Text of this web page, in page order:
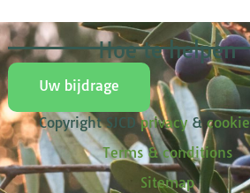
Hoe te helpen
Uw bijdrage
Copyright SJCDprivacy& cookie
Terms & conditions
Sitemap